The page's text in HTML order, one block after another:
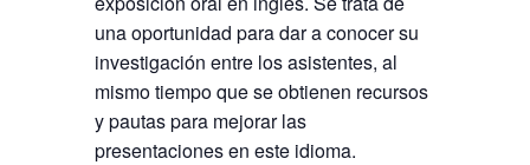
una oportunidad para dar a conocer su
investigación entre los asistentes, al
mismo tiempo que se obtienen recursos
y pautas para mejorar las
presentaciones en este idioma.